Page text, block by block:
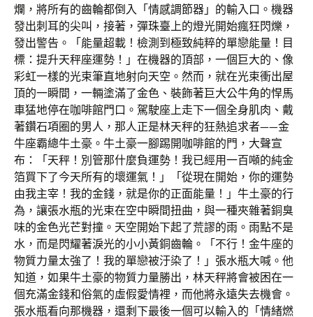
爛，將所有的齒輪都倒入「情感調節器」的輸入口。機器
發出刺耳的尖叫，接著，彈珠臺上的燈光開始瘋狂閃爍，
發出警告。「能量超載！檢測到極致純粹的單戀能量！目
標：提升天秤座運勢！」在機器的頂部，一個巨大的、像
彩虹一樣的光束筆直地射向天空。然而，就在光束衝出屋
頂的一瞬間，一輛塗滿了金色、裝飾著巨大公牛角的悍馬
車猛地停在咖啡館門口。駕駛座上走下一個全身肌肉、戴
著鑽石項圈的男人，那人正是林天秤的狂熱追求者——金
牛座霸總牛土豪。牛土豪一腳踢開咖啡館的門，大聲宣
布：「天秤！別管那什麼負運勢！我已經用一百噸的純金
箔買下了今天所有的壞運氣！」「從現在開始，你的運勢
由我主宰！我的金錢，就是你的正面能量！」牛土豪的行
為，讓張水瓶的光束在空中瞬間扭曲，與一種夾雜著銅臭
味的金色光芒對撞。天空開始下起了荒謬的雨。雨點不是
水，而是閃耀著淚光的小小黃銅齒輪。「不行！金牛座的
物質力量太強了！我的單戀被汙染了！」張水瓶大喊。他
知道，如果牛土豪的物質力量勝出，林天秤將會被困在一
個充滿金錢和俗氣的虛假愛情裡，而他將永遠失去機會。
張水瓶看向那機器，還剩下最後一個可以輸入的「情緒燃